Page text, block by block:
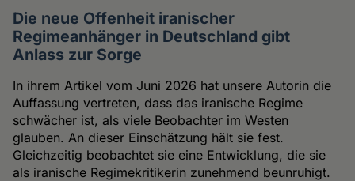
Die neue Offenheit iranischer
Regimeanhänger in Deutschland gibt
Anlass zur Sorge
In ihrem Artikel vom Juni 2026 hat unsere Autorin die
Auffassung vertreten, dass das iranische Regime
schwächer ist, als viele Beobachter im Westen
glauben. An dieser Einschätzung hält sie fest.
Gleichzeitig beobachtet sie eine Entwicklung, die sie
als iranische Regimekritikerin zunehmend beunruhigt.